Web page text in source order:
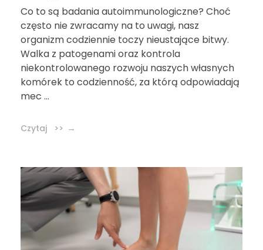
Co to są badania autoimmunologiczne? Choć
często nie zwracamy na to uwagi, nasz
organizm codziennie toczy nieustające bitwy.
Walka z patogenami oraz kontrola
niekontrolowanego rozwoju naszych własnych
komórek to codzienność, za którą odpowiadają
mec ...
Czytaj >>